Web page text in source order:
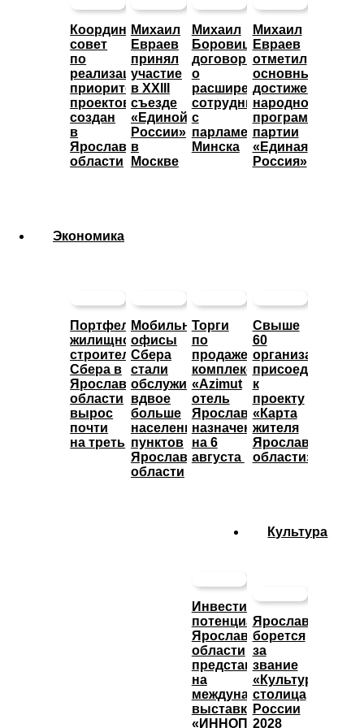
Координационный
совет
по
реализации
приоритетных
проектов
создан
в
Ярославской
области
Михаил
Евраев
принял
участие
в XXIII
съезде
«Единой
России»
в
Москве
Михаил
Боровицкий
договорился
о
расширении
сотрудничества
с
парламентом
Минска
Михаил
Евраев
отметил
основные
достижения
народной
программы
партии
«Единая
Россия»
Экономика
Портфель
жилищного
строительства
Сбера в
Ярославской
области
вырос
почти
на треть
Мобильные
офисы
Сбера
стали
обслуживать
вдвое
больше
населенных
пунктов
Ярославской
области
Торги
по
продаже
комплекса
«Azimut
отель
Ярославль»
назначены
на 6
августа
Свыше
60
организаций
присоединились
к
проекту
«Карта
жителя
Ярославской
области»
Инвестиционный
потенциал
Ярославской
области
представят
на
международной
выставке
«ИННОПРОМ»
Культура
Ярославль
борется
за
звание
«Культурная
столица
России
2028